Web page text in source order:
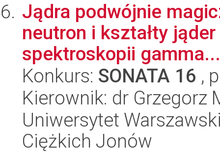
Jądra podwójnie
neutron i kształty
spektroskopii gamma...
Konkurs: SONATA 16 ,
Kierownik: dr Grzegorz
Uniwersytet
Ciężkich Jonów